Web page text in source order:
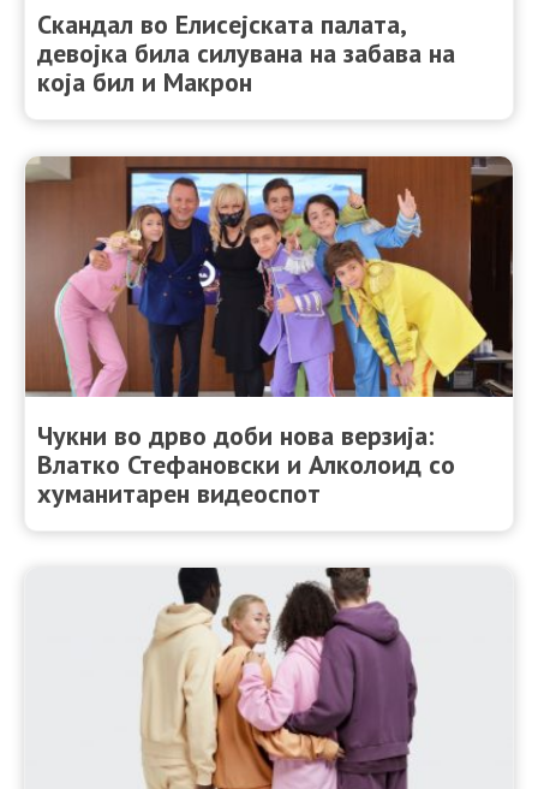
Скандал во Елисејската палата,
девојка била силувана на забава на
која бил и Макрон
Чукни во дрво доби нова верзија:
Влатко Стефановски и Алколоид со
хуманитарен видеоспот